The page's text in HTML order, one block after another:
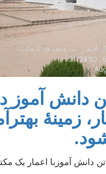
۵۶۰ تن دانش آموز
زمینۀ
۱۳۹۹- ۵۶۰ تن دانش آموزبا اعمار